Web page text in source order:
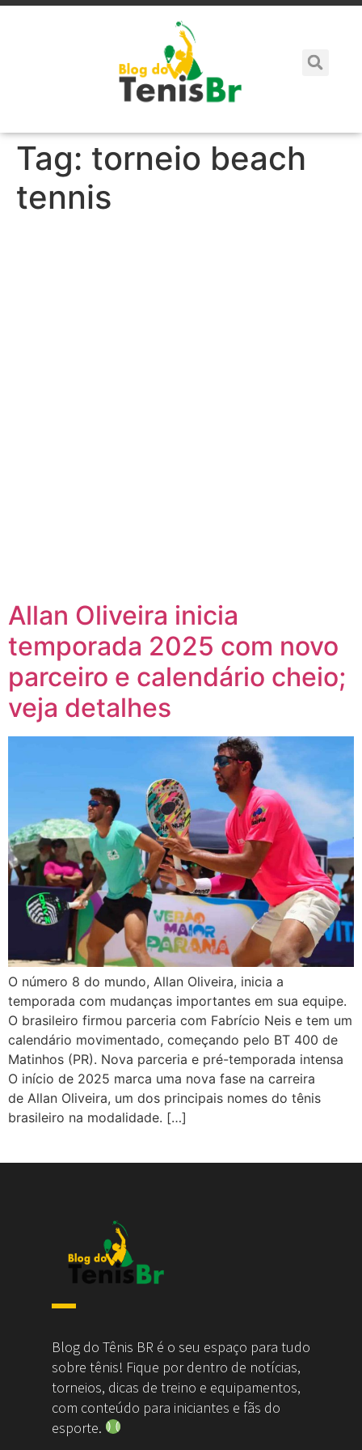
Tag: torneio beach
tennis
Allan Oliveira inicia
temporada 2025 com novo
parceiro e calendário cheio;
veja detalhes
O número 8 do mundo, Allan Oliveira, inicia a
temporada com mudanças importantes em sua equipe.
O brasileiro firmou parceria com Fabrício Neis e tem um
calendário movimentado, começando pelo BT 400 de
Matinhos (PR). Nova parceria e pré-temporada intensa
O início de 2025 marca uma nova fase na carreira
de Allan Oliveira, um dos principais nomes do tênis
brasileiro na modalidade. […]
Blog do Tênis BR é o seu espaço para tudo
sobre tênis! Fique por dentro de notícias,
torneios, dicas de treino e equipamentos,
com conteúdo para iniciantes e fãs do
esporte.